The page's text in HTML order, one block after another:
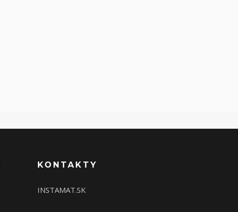
KONTAKTY
INSTAMAT.SK